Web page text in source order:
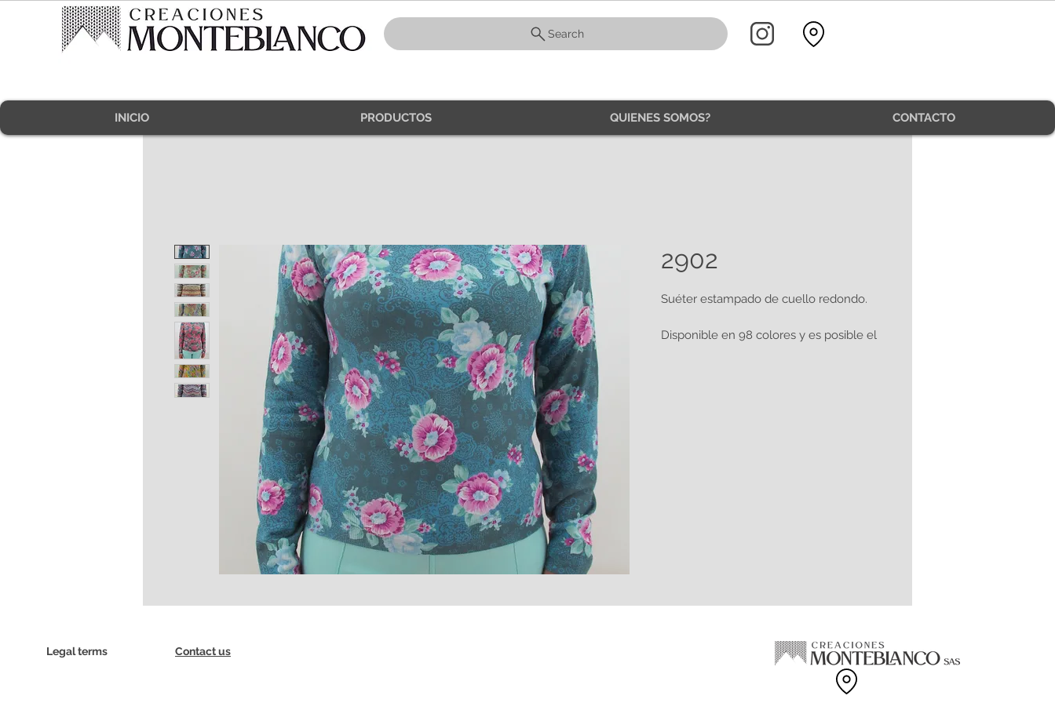
Search
INICIO PRODUCTOS QUIENES SOMOS? CONTACTO
2902
Suéter estampado de cuello redondo.
Disponible en 98 colores y es posible el
Legal terms Contact us